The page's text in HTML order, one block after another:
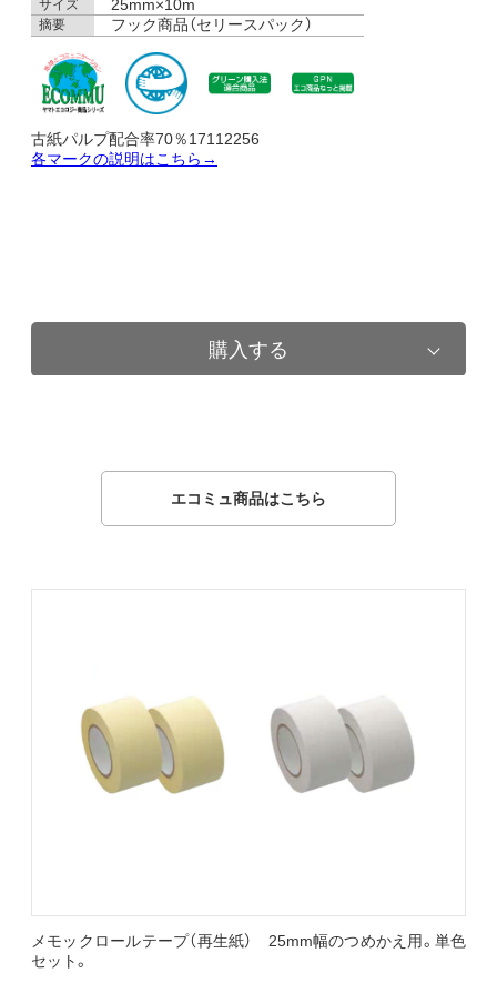
サイズ 25mm×10m
摘要 フック商品（セリースパック）
古紙パルプ配合率70％17112256
各マークの説明はこちら→
購入する
エコミュ商品はこちら
メモックロールテープ（再生紙） 25mm幅のつめかえ用。単色
セット。